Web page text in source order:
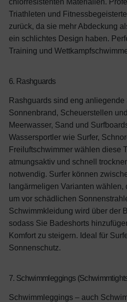
chlorresistenten Materialien.
Triathleten und
zurück, da sie mehr Abdeckung
ein schlichtes Design haben.
Training und
6. Rashguards
Rashguards sind eng
Sonnenbrand, Scheuerstellen
Meerwasser, Sand und
Wassersportler wie Surfer,
Freiluftschwimmer wählen diese
atmungsaktiv und schnell
notwendig. Surfer können
langärmeligen Varianten
um vor schädlichen
Schwimmkleidung wird über der
sodass Sie Badeshorts
Komfort zu steigern. Ideal für
Sonnenschutz.
7. Schwimmleggings
Schwimmleggings – auch